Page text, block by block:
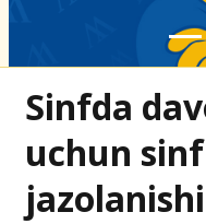
Sinfda
uchun